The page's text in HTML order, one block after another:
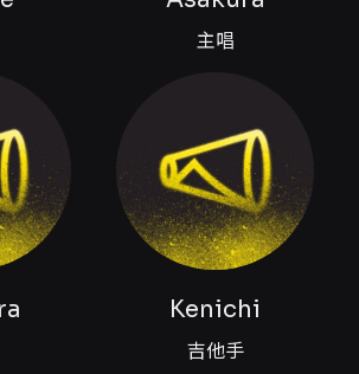
先入場與周邊商品優先購買權，並
次合照；合照由官方攝影人員拍
以電子方式提供合照下載連結） 其
- 本場次為全場站席，入場時依票面
場；電子票券為無記名票券，請勿公
- GA 愛心票需事先完成 KKTIX 身
證，且入場時須出示有效證明 - 演
辦方（宝島制作委員会）公告於其
與客服：KKTIX 客服或主辦單位寶
主唱
Kenichi
吉他手